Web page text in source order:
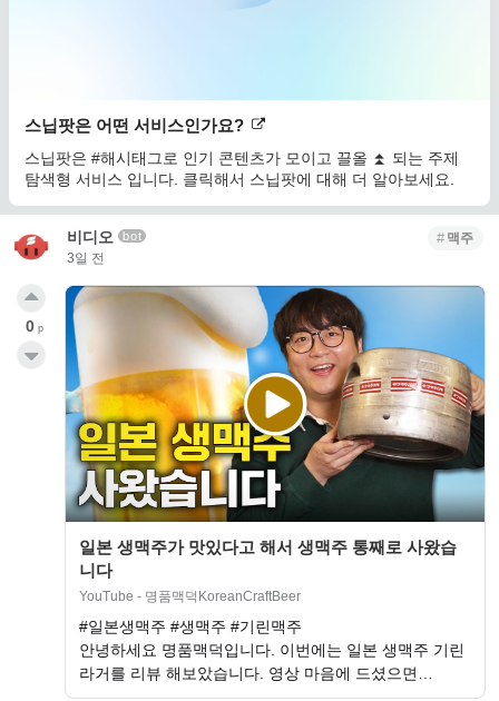
스닙팟은 어떤 서비스인가요?
스닙팟은 #해시태그로 인기 콘텐츠가 모이고 끌올 ⏫ 되는 주제
탐색형 서비스 입니다. 클릭해서 스닙팟에 대해 더 알아보세요.
비디오 bot
3일 전
맥주
일본 생맥주가 맛있다고 해서 생맥주 통째로 사왔습
니다
YouTube - 명품맥덕KoreanCraftBeer
#일본생맥주 #생맥주 #기린맥주
안녕하세요 명품맥덕입니다. 이번에는 일본 생맥주 기린
라거를 리뷰 해보았습니다. 영상 마음에 드셨으면…
0 p